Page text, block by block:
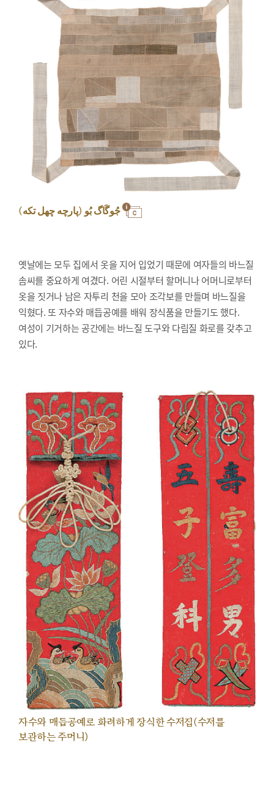
جُوگَاگ بُو (پارچه چهل تکه)
옛날에는 모두 집에서 옷을 지어 입었기 때문에 여자들의 바느질
솜씨를 중요하게 여겼다. 어린 시절부터 할머니나 어머니로부터
옷을 짓거나 남은 자투리 천을 모아 조각보를 만들며 바느질을
익혔다. 또 자수와 매듭공예를 배워 장식품을 만들기도 했다.
여성이 기거하는 공간에는 바느질 도구와 다림질 화로를 갖추고
있다.
자수와 매듭공예로 화려하게 장식한 수저집(수저를
보관하는 주머니)